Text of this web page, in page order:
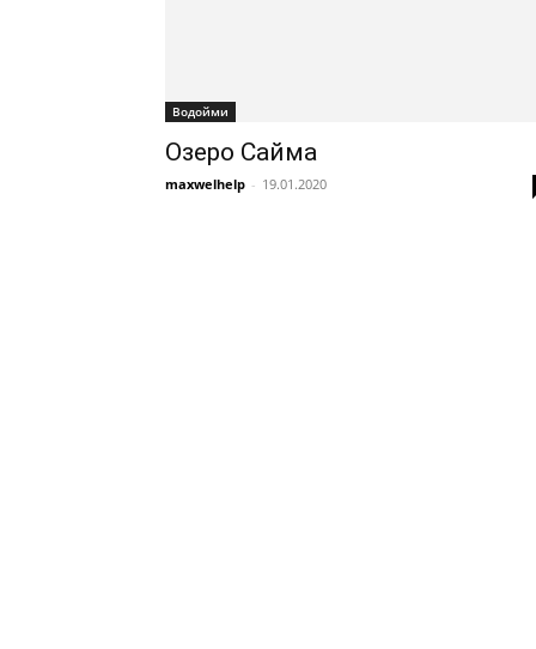
Водойми
Озеро Сайма
maxwelhelp - 19.01.2020